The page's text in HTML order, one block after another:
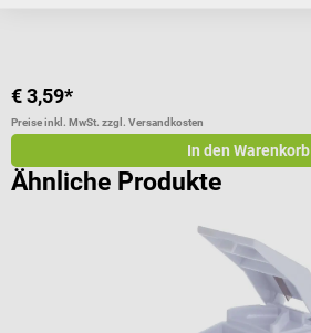
€ 3,59*
Preise inkl. MwSt. zzgl. Versandkosten
In den Warenkorb
Ähnliche Produkte